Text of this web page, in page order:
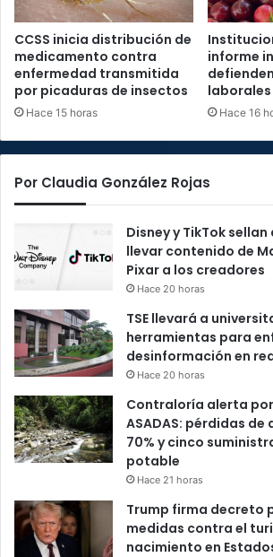
CCSS inicia distribución de
medicamento contra
enfermedad transmitida
por picaduras de insectos
Hace 15 horas
informe
Hace 16
Por Claudia González Rojas
Disney y TikTok
llevar contenido de
Pixar a los creadores
Hace 20 horas
TSE llevará a
herramientas para
desinformación en
Hace 20 horas
Contraloría alerta
ASADAS: pérdidas de
70% y cinco
potable
Hace 21 horas
Trump firma decreto
medidas contra el
nacimiento en